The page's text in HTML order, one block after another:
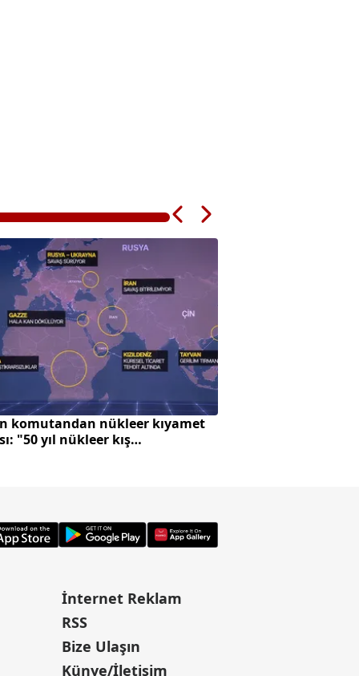
komutandan nükleer kıyamet
"50 yıl nükleer kış
İnternet Reklam
RSS
Bize Ulaşın
Künye/İletişim